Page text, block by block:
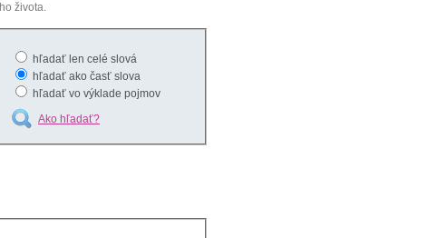
života.
hľadať len celé slová
hľadať ako časť slova
hľadať vo výklade pojmov
Ako hľadať?